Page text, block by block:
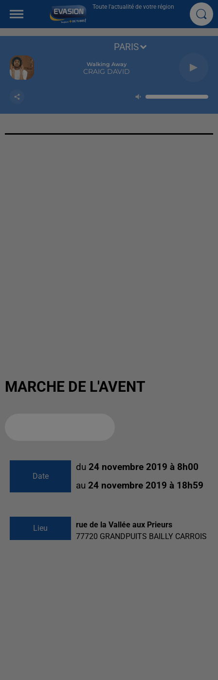
Toute l'actualité de votre région
Walking Away
CRAIG DAVID
PARIS
MARCHE DE L'AVENT
Date
du 24 novembre 2019 à 8h00
au 24 novembre 2019 à 18h59
Lieu
rue de la Vallée aux Prieurs
77720 GRANDPUITS BAILLY CARROIS